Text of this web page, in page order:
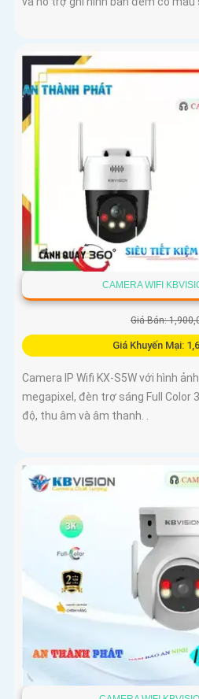
CAMERA WIFI
Giá Bán:
Giá Khuyến Mại:
Camera IP Wifi KX-S5W với hình
megapixel, đèn trợ sáng Full Color
độ, thu âm và âm thanh. .